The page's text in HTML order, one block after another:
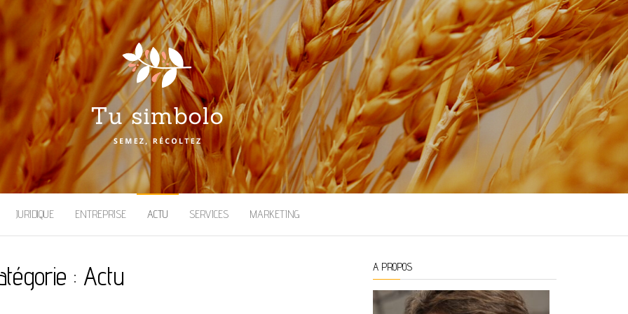
JURIDIQUE ENTREPRISE ACTU SERVICES MARKETING
: Actu A PROPOS